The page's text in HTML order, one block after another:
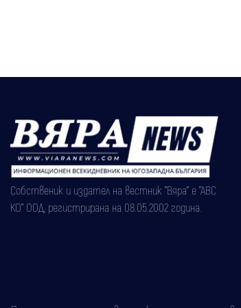
Собственик и издател на вестник "Вяра" е "АВС
КО" ООД, регистрирана на 08.05.2002 година.